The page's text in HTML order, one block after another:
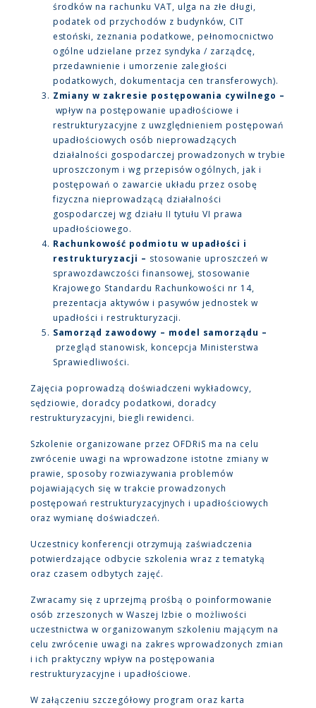
środków na rachunku VAT, ulga na złe długi,
podatek od przychodów z budynków, CIT
estoński, zeznania podatkowe, pełnomocnictwo
ogólne udzielane przez syndyka / zarządcę,
przedawnienie i umorzenie zaległości
podatkowych, dokumentacja cen transferowych).
Zmiany w zakresie postępowania cywilnego –
wpływ na postępowanie upadłościowe i
restrukturyzacyjne z uwzględnieniem postępowań
upadłościowych osób nieprowadzących
działalności gospodarczej prowadzonych w trybie
uproszczonym i wg przepisów ogólnych, jak i
postępowań o zawarcie układu przez osobę
fizyczna nieprowadzącą działalności
gospodarczej wg działu II tytułu VI prawa
upadłościowego.
Rachunkowość podmiotu w upadłości i
restrukturyzacji – stosowanie uproszczeń w
sprawozdawczości finansowej, stosowanie
Krajowego Standardu Rachunkowości nr 14,
prezentacja aktywów i pasywów jednostek w
upadłości i restrukturyzacji.
Samorząd zawodowy – model samorządu –
przegląd stanowisk, koncepcja Ministerstwa
Sprawiedliwości.
Zajęcia poprowadzą doświadczeni wykładowcy,
sędziowie, doradcy podatkowi, doradcy
restrukturyzacyjni, biegli rewidenci.
Szkolenie organizowane przez OFDRiS ma na celu
zwrócenie uwagi na wprowadzone istotne zmiany w
prawie, sposoby rozwiazywania problemów
pojawiających się w trakcie prowadzonych
postępowań restrukturyzacyjnych i upadłościowych
oraz wymianę doświadczeń.
Uczestnicy konferencji otrzymują zaświadczenia
potwierdzające odbycie szkolenia wraz z tematyką
oraz czasem odbytych zajęć.
Zwracamy się z uprzejmą prośbą o poinformowanie
osób zrzeszonych w Waszej Izbie o możliwości
uczestnictwa w organizowanym szkoleniu mającym na
celu zwrócenie uwagi na zakres wprowadzonych zmian
i ich praktyczny wpływ na postępowania
restrukturyzacyjne i upadłościowe.
W załączeniu szczegółowy program oraz karta